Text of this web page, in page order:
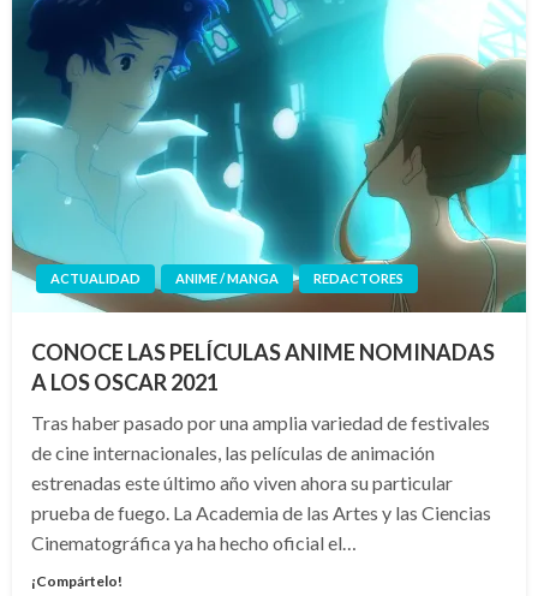
ACTUALIDAD ANIME / MANGA REDACTORES
CONOCE LAS PELÍCULAS ANIME NOMINADAS
A LOS OSCAR 2021
Tras haber pasado por una amplia variedad de festivales
de cine internacionales, las películas de animación
estrenadas este último año viven ahora su particular
prueba de fuego. La Academia de las Artes y las Ciencias
Cinematográfica ya ha hecho oficial el…
¡Compártelo!